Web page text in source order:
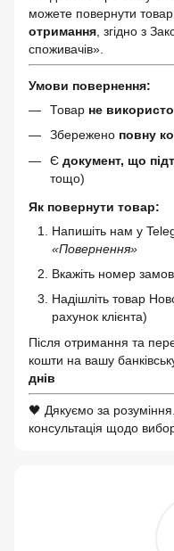
можете повернути
отримання , згідно з
споживачів».
Умови повернення:
Товар не
Збережено повну
Є документ, що
тощо)
Як повернути товар:
Напишіть нам у
«Повернення»
Вкажіть номер
Надішліть товар
рахунок клієнта)
Після отримання та
кошти на вашу
днів
🖤 Дякуємо за
консультація щодо